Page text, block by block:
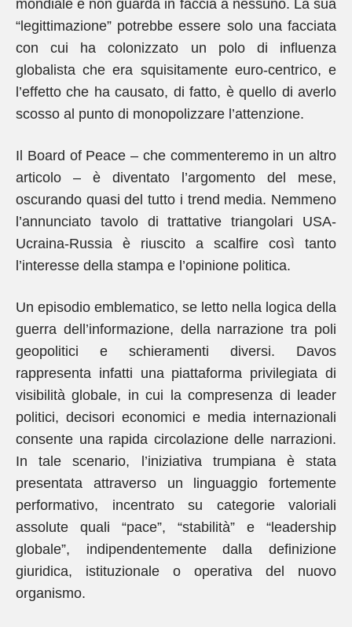
mondiale e non guarda in faccia a nessuno. La sua
“legittimazione” potrebbe essere solo una facciata
con cui ha colonizzato un polo di influenza
globalista che era squisitamente euro-centrico, e
l’effetto che ha causato, di fatto, è quello di averlo
scosso al punto di monopolizzare l’attenzione.
Il Board of Peace – che commenteremo in un altro
articolo – è diventato l’argomento del mese,
oscurando quasi del tutto i trend media. Nemmeno
l’annunciato tavolo di trattative triangolari USA-
Ucraina-Russia è riuscito a scalfire così tanto
l’interesse della stampa e l’opinione politica.
Un episodio emblematico, se letto nella logica della
guerra dell’informazione, della narrazione tra poli
geopolitici e schieramenti diversi. Davos
rappresenta infatti una piattaforma privilegiata di
visibilità globale, in cui la compresenza di leader
politici, decisori economici e media internazionali
consente una rapida circolazione delle narrazioni.
In tale scenario, l’iniziativa trumpiana è stata
presentata attraverso un linguaggio fortemente
performativo, incentrato su categorie valoriali
assolute quali “pace”, “stabilità” e “leadership
globale”, indipendentemente dalla definizione
giuridica, istituzionale o operativa del nuovo
organismo.